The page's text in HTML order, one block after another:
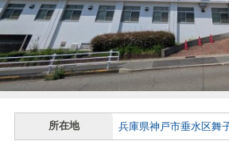
所在地 兵庫県神戸市垂水区舞